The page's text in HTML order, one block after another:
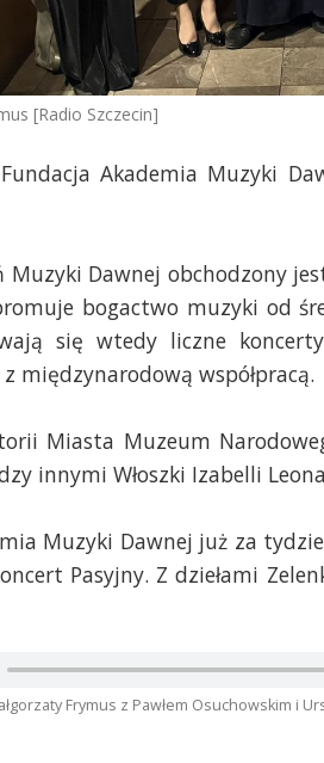
[Radio Szczecin]
Akademia Muzyki
Muzyki Dawnej obchodzony
bogactwo muzyki od
się wtedy liczne
międzynarodową współpracą.
Miasta Muzeum
innymi Włoszki Izabelli
Muzyki Dawnej już za
Pasyjny. Z dziełami
Frymus z Pawłem Osuchowskim i